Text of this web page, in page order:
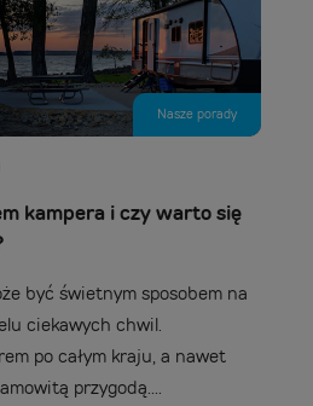
Nasze porady
kampera i czy warto się
być świetnym sposobem na
ciekawych chwil.
po całym kraju, a nawet
przygodą....